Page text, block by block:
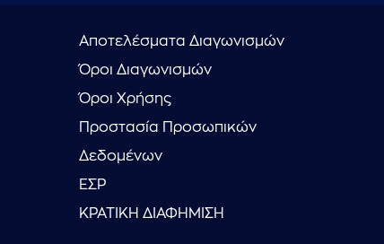
Αποτελέσματα Διαγωνισμών
Όροι Διαγωνισμών
Όροι Χρήσης
Προστασία Προσωπικών
Δεδομένων
ΕΣΡ
ΚΡΑΤΙΚΗ ΔΙΑΦΗΜΙΣΗ